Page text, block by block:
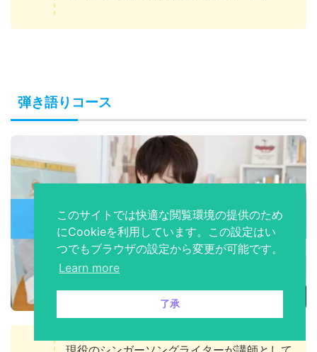
弾き語りコース
このサイトでは快適な閲覧環境の提供のため
にCookieを利用しています。この設定はい
つでもブラウザの設定から変更が可能です。
Learn more
了承